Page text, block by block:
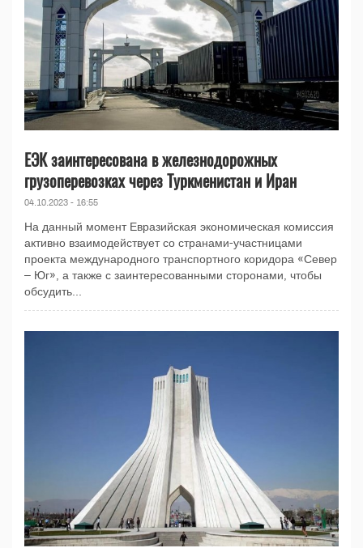
ЕЭК заинтересована в железнодорожных
грузоперевозках через Туркменистан и Иран
04.10.2023 - 16:55
На данный момент Евразийская экономическая комиссия
активно взаимодействует со странами-участницами
проекта международного транспортного коридора «Север
– Юг», а также с заинтересованными сторонами, чтобы
обсудить...